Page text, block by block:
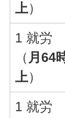
上）
1 就労
（ 月64
上）
1 就労